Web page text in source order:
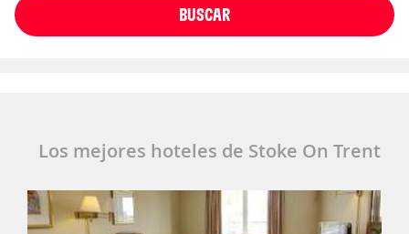
Los mejores hoteles de Stoke On Trent